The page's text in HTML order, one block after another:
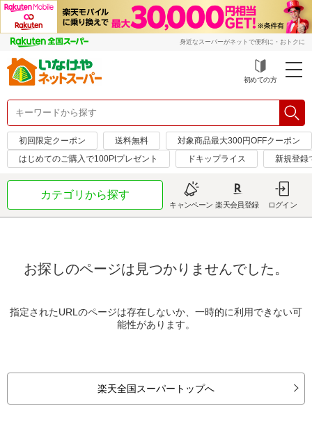
身近なスーパーがネットで便利に・おトクに
初めての方
初回限定クーポン 送料無料
対象商品最大300円OFFクーポン
はじめてのご購入で100Ptプレゼント
ドキップライス 新規登録
カテゴリから探す
キャンペーン 楽天会員登録 ログイン
お探しのページは見つかりませんでした。
指定されたURLのページは存在しないか、一時的に利用できない可
能性があります。
楽天全国スーパートップへ